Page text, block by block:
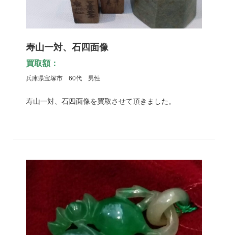
寿山一対、石四面像
買取額：
兵庫県宝塚市 60代 男性
寿山一対、石四面像を買取させて頂きました。